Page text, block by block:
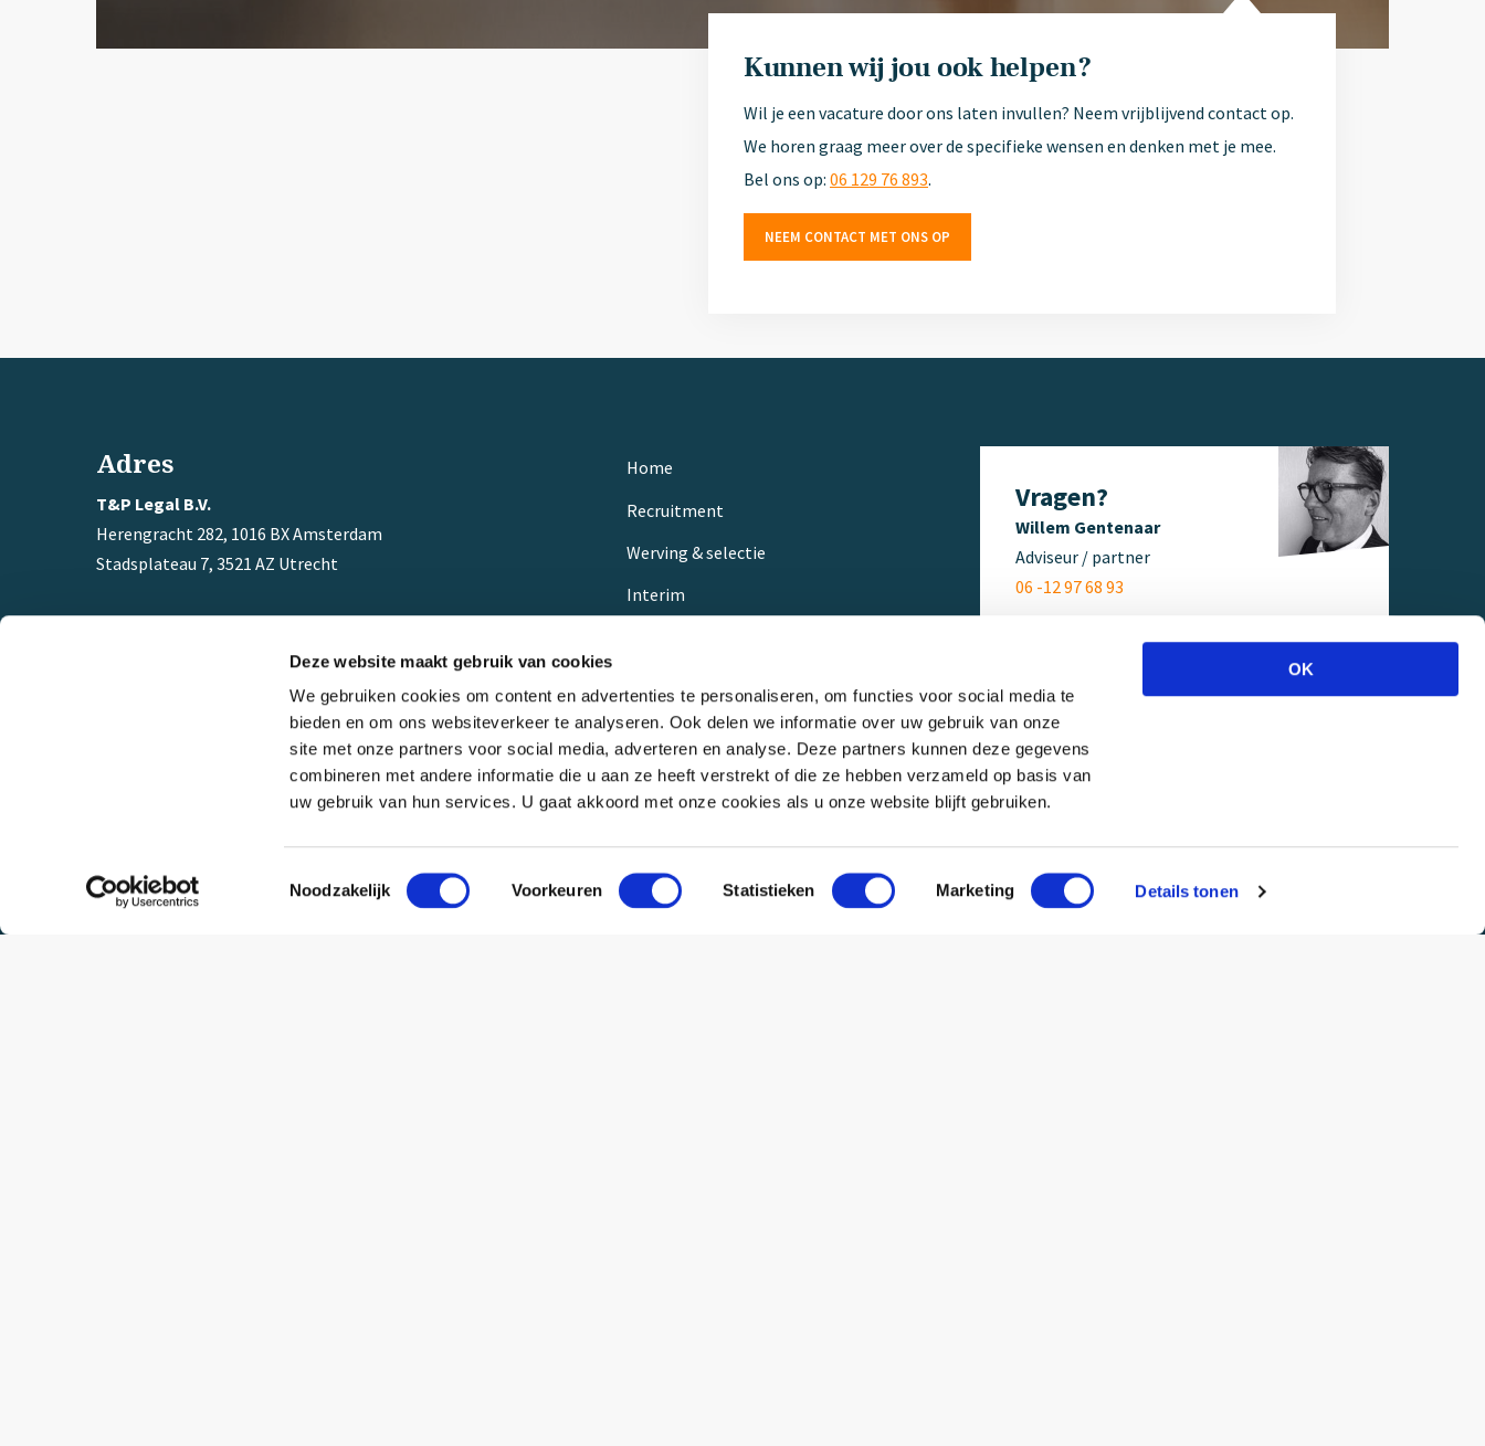
Deze website maakt gebruik van cookies
We gebruiken cookies om content en advertenties te personaliseren, om functies voor social media te
bieden en om ons websiteverkeer te analyseren. Ook delen we informatie over uw gebruik van onze
site met onze partners voor social media, adverteren en analyse. Deze partners kunnen deze gegevens
combineren met andere informatie die u aan ze heeft verstrekt of die ze hebben verzameld op basis van
uw gebruik van hun services. U gaat akkoord met onze cookies als u onze website blijft gebruiken.
Toestemmingsselectie
Noodzakelijk Voorkeuren Statistieken Marketing Details tonen
OK
Kunnen wij jou ook helpen?
Wil je een vacature door ons laten invullen? Neem vrijblijvend contact op.
We horen graag meer over de specifieke wensen en denken met je mee.
Bel ons op: 06 129 76 893.
NEEM CONTACT MET ONS OP
Adres
T&P Legal B.V.
Herengracht 282, 1016 BX Amsterdam
Stadsplateau 7, 3521 AZ Utrecht
Tel:033 – 467 1001
+ 31 (0) 6 12 97 68 93
Home
Recruitment
Werving & selectie
Interim
Contact
Vragen?
Willem Gentenaar
Adviseur / partner
06 -12 97 68 93
Copyright 2026 – T&P Legal Disclaimer Privacy Statement Cookieverklaring